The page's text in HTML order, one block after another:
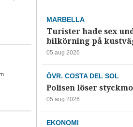
MARBELLA
Turister hade sex
bilkörning på
05 aug 2026
ÖVR. COSTA DEL SOL
Polisen löser
05 aug 2026
EKONOMI